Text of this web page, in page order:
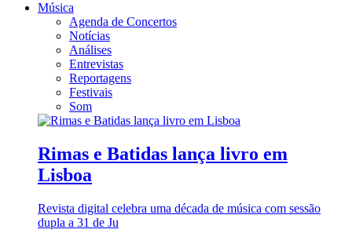
Música
Agenda de Concertos
Notícias
Análises
Entrevistas
Reportagens
Festivais
Som
Rimas e Batidas lança livro em
Lisboa
Revista digital celebra uma década de música com sessão
dupla a 31 de Ju